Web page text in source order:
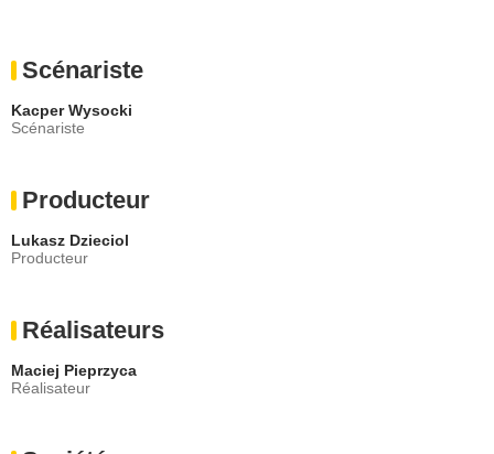
Scénariste
Kacper Wysocki
Scénariste
Producteur
Lukasz Dzieciol
Producteur
Réalisateurs
Maciej Pieprzyca
Réalisateur